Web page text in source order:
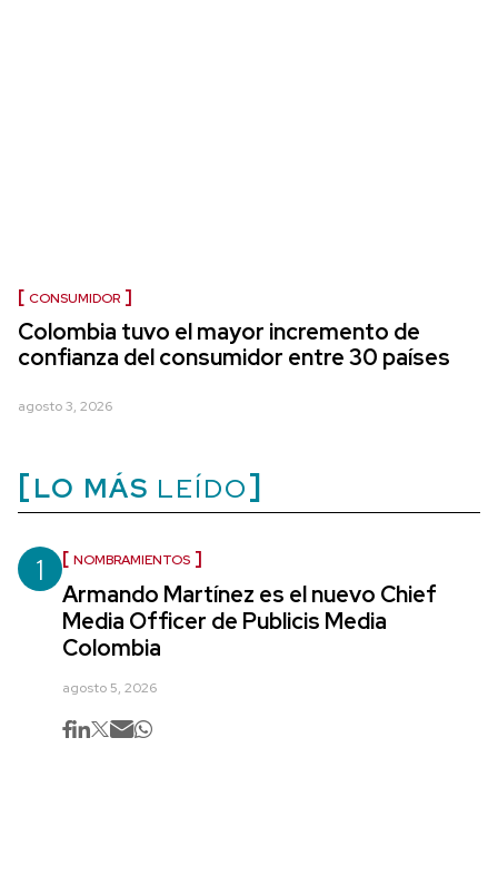
CONSUMIDOR
Colombia tuvo el mayor incremento de
confianza del consumidor entre 30 países
agosto 3, 2026
LO MÁS LEÍDO
1 NOMBRAMIENTOS
Armando Martínez es el nuevo Chief
Media Officer de Publicis Media
Colombia
agosto 5, 2026